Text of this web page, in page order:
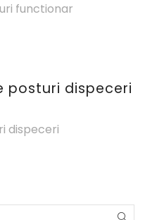
functionar
posturi dispeceri
dispeceri